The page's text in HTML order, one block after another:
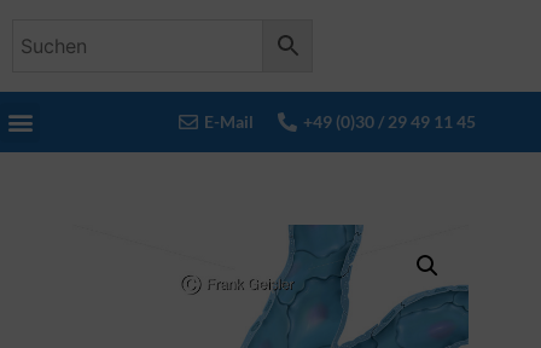
E-Mail +49 (0)30 / 29 49 11 45